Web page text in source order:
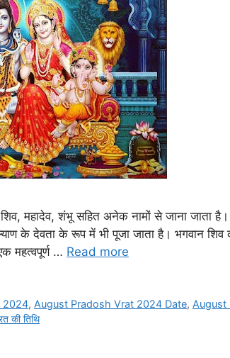
महादेव, शंभू सहित अनेक नामों से जाना जाता है।
के देवता के रूप में भी पूजा जाता है। भगवान
महत्वपूर्ण … Read more
2024, August Pradosh Vrat 2024 Date, August
की तिथि